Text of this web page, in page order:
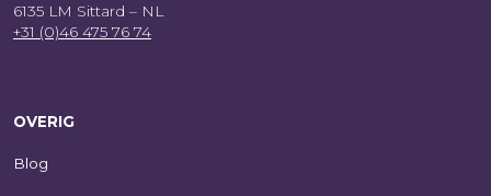
6135 LM Sittard – NL
+31 (0)46 475 76 74
OVERIG
Blog